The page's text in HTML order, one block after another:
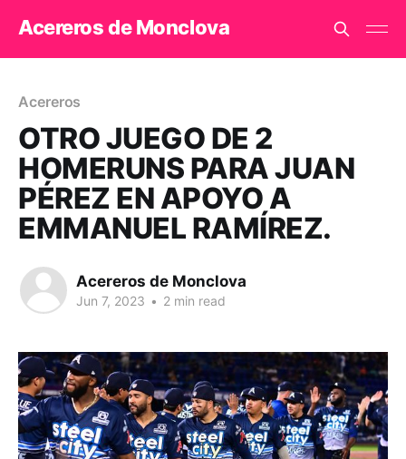
Acereros de Monclova
Acereros
OTRO JUEGO DE 2
HOMERUNS PARA JUAN
PÉREZ EN APOYO A
EMMANUEL RAMÍREZ.
Acereros de Monclova
Jun 7, 2023 • 2 min read